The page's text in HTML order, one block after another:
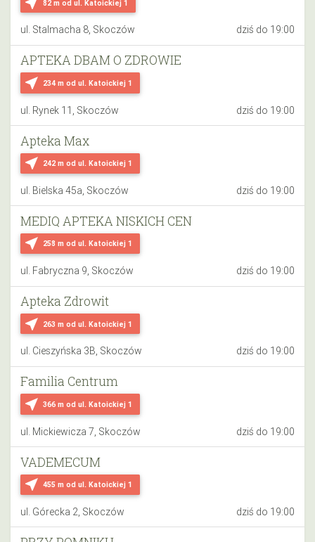
82 m od ul. Katoickiej 1
ul. Stalmacha 8, Skoczów dziś do 19:00
near_me 234 m od ul. Katoickiej 1
APTEKA DBAM O ZDROWIE
ul. Rynek 11, Skoczów dziś do 19:00
near_me 242 m od ul. Katoickiej 1
Apteka Max
ul. Bielska 45a, Skoczów dziś do 19:00
near_me 258 m od ul. Katoickiej 1
MEDIQ APTEKA NISKICH CEN
ul. Fabryczna 9, Skoczów dziś do 19:00
near_me 263 m od ul. Katoickiej 1
Apteka Zdrowit
ul. Cieszyńska 3B, Skoczów dziś do 19:00
near_me 366 m od ul. Katoickiej 1
Familia Centrum
ul. Mickiewicza 7, Skoczów dziś do 19:00
near_me 455 m od ul. Katoickiej 1
VADEMECUM
ul. Górecka 2, Skoczów dziś do 19:00